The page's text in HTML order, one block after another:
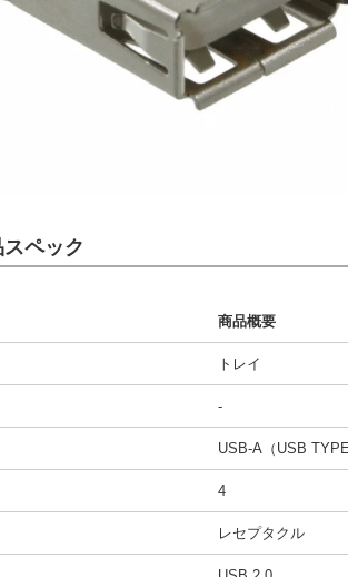
ペック
商品概要
トレイ
-
USB-A（USB
4
レセプタクル